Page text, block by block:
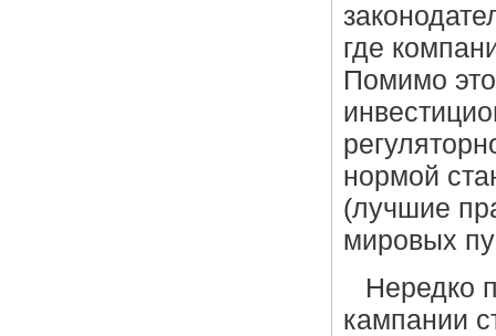
где
Помимо
нормой
(лучшие
мировых
Нередко
кампании